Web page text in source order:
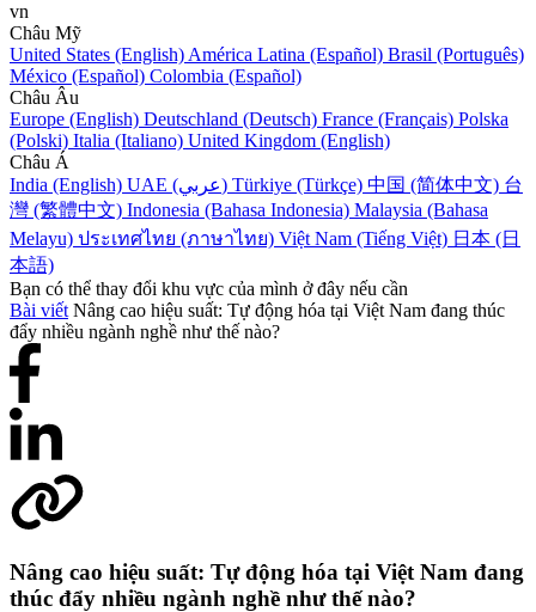
vn
Châu Mỹ
United States (English) América Latina (Español) Brasil (Português)
México (Español) Colombia (Español)
Châu Âu
Europe (English) Deutschland (Deutsch) France (Français) Polska
(Polski) Italia (Italiano) United Kingdom (English)
Châu Á
India (English)
UAE (عربي) Türkiye (Türkçe) 中国 (简体中文) 台
灣 (繁體中文) Indonesia (Bahasa Indonesia) Malaysia (Bahasa
Melayu) ประเทศไทย (ภาษาไทย) Việt Nam (Tiếng Việt) 日本 (日
本語)
Bạn có thể thay đổi khu vực của mình ở đây nếu cần
Bài viết Nâng cao hiệu suất: Tự động hóa tại Việt Nam đang thúc
đẩy nhiều ngành nghề như thế nào?
Nâng cao hiệu suất: Tự động hóa tại Việt Nam đang
thúc đẩy nhiều ngành nghề như thế nào?